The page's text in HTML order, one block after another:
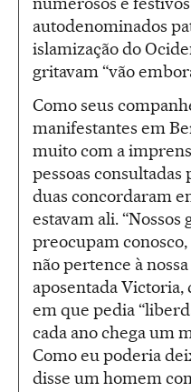
autodenominados
islamização do
gritavam “vão
Como seus
manifestantes em
muito com a
pessoas consultadas
duas concordaram
estavam ali. “Nossos
preocupam
não pertence à
aposentada Victoria,
em que pedia
cada ano chega um
Como eu poderia
disse um homem